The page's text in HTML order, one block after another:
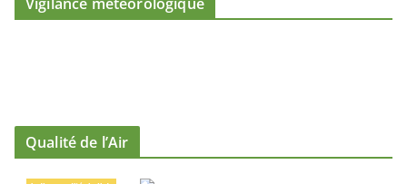
Qualité de l’Air